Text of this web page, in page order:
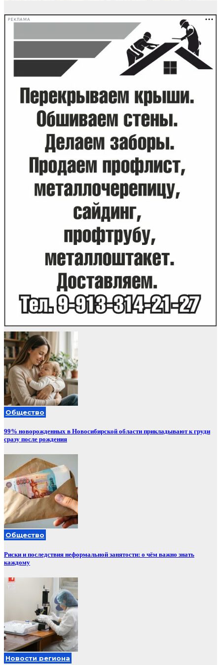
РЕКЛАМА
Общество
99% новорожденных в Новосибирской области прикладывают к груди
сразу после рождения
Общество
Риски и последствия неформальной занятости: о чём важно знать
каждому
Новости региона